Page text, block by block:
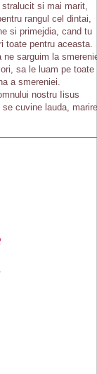
si mai marit,
rangul cel dintai,
si primejdia, cand tu
toate pentru aceasta.
sarguim la
sa le luam pe toate
a smereniei.
nostru Iisus
cuvine lauda,